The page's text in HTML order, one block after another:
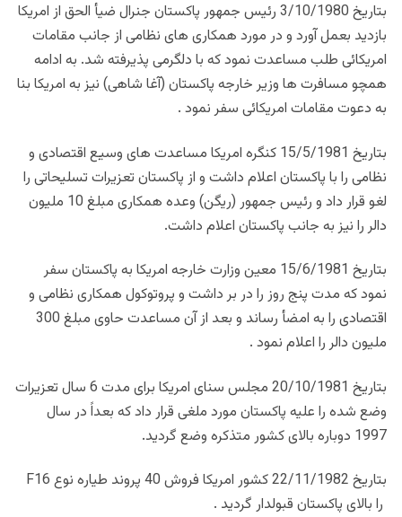
بتاریخ 3/10/1980 رئیس جمهور پاکستان جنرال ضیأ الحق از امریکا
بازدید بعمل آورد و در مورد همکاری های نظامی از جانب مقامات
امریکائی طلب مساعدت نمود که با دلگرمی پذیرفته شد. به ادامه
همچو مسافرت ها وزیر خارجه پاکستان (آغا شاهی) نیز به امریکا بنا
به دعوت مقامات امریکائی سفر نمود .
بتاریخ 15/5/1981 کنگره امریکا مساعدت های وسیع اقتصادی و
نظامی را با پاکستان اعلام داشت و از پاکستان تعزیرات تسلیحاتی را
لغو قرار داد و رئیس جمهور (ریگن) وعده همکاری مبلغ 10 ملیون
دالر را نیز به جانب پاکستان اعلام داشت.
بتاریخ 15/6/1981 معین وزارت خارجه امریکا به پاکستان سفر
نمود که مدت پنج روز را در بر داشت و پروتوکول همکاری نظامی و
اقتصادی را به امضأ رساند و بعد از آن مساعدت حاوی مبلغ 300
ملیون دالر را اعلام نمود .
بتاریخ 20/10/1981 مجلس سنای امریکا برای مدت 6 سال تعزیرات
وضع شده را علیه پاکستان مورد ملغی قرار داد که بعداً در سال
1997 دوباره بالای کشور متذکره وضع گردید.
بتاریخ 22/11/1982 کشور امریکا فروش 40 پروند طیاره نوع F16
را بالای پاکستان قبولدار گردید .